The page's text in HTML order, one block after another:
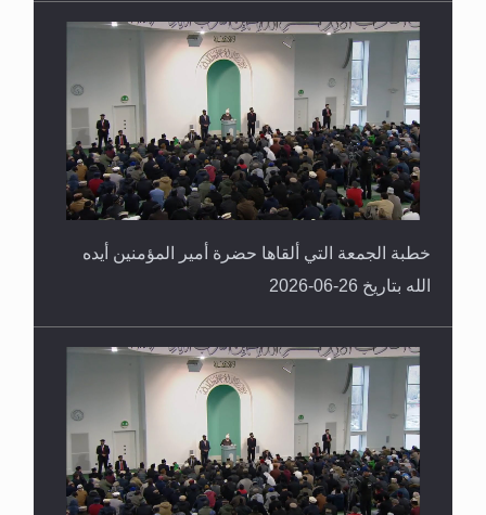
خطبة الجمعة التي ألقاها حضرة أمير المؤمنين أيده
الله بتاريخ 26-06-2026